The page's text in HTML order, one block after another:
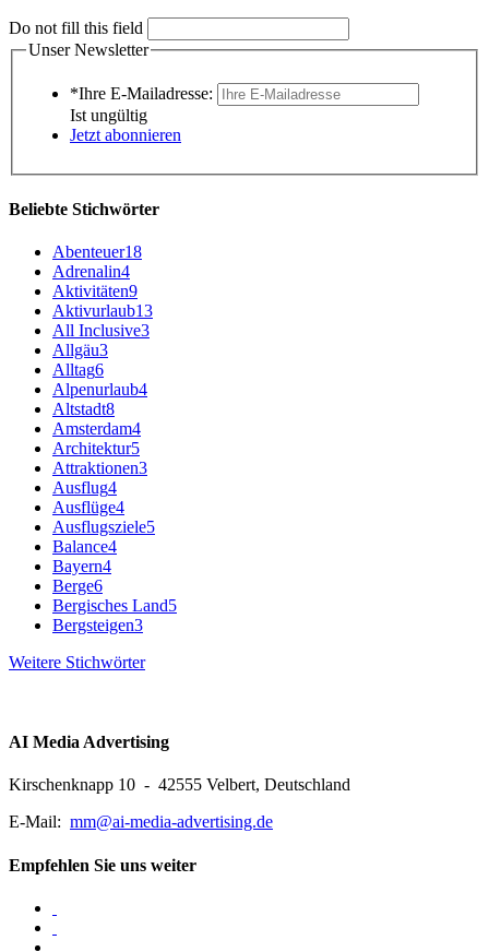
Do not fill this field
Unser Newsletter
*Ihre E-Mailadresse:
Ist ungültig
Jetzt abonnieren
Beliebte Stichwörter
Abenteuer18
Adrenalin4
Aktivitäten9
Aktivurlaub13
All Inclusive3
Allgäu3
Alltag6
Alpenurlaub4
Altstadt8
Amsterdam4
Architektur5
Attraktionen3
Ausflug4
Ausflüge4
Ausflugsziele5
Balance4
Bayern4
Berge6
Bergisches Land5
Bergsteigen3
Weitere Stichwörter
AI Media Advertising
Kirschenknapp 10 - 42555 Velbert, Deutschland
E-Mail: mm@ai-media-advertising.de
Empfehlen Sie uns weiter